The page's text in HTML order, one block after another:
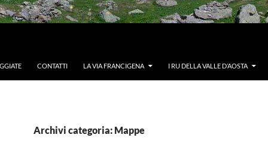
CONTATTI LA VIA FRANCIGENA I RU DELLA VALLE D’AOSTA
Archivi categoria: Mappe